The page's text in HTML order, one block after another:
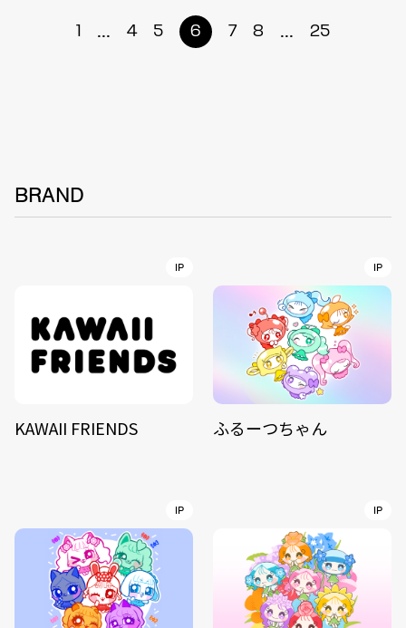
1 ... 4 5 6 7 8 ... 25
BRAND
IP
KAWAII FRIENDS
IP
ふるーつちゃん
IP IP